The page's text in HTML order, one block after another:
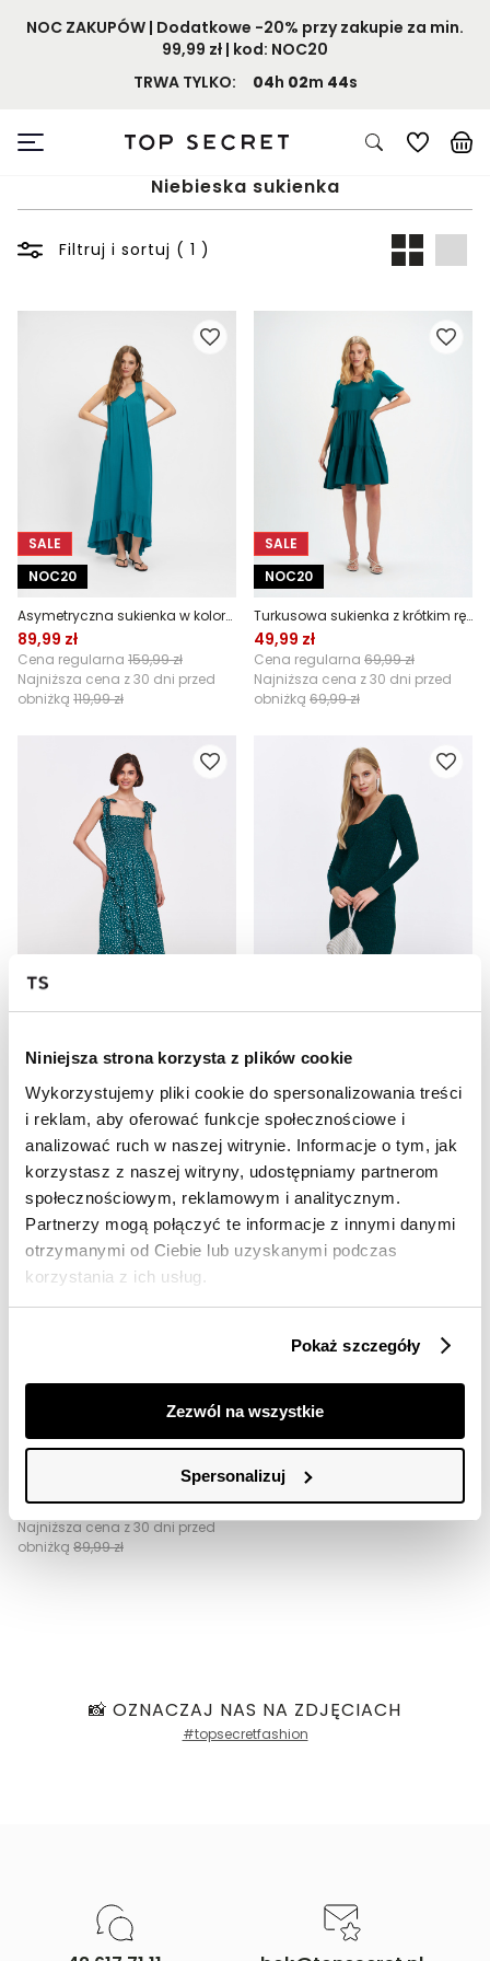
Niniejsza strona korzysta z plików cookie
Wykorzystujemy pliki cookie do spersonalizowania treści
i reklam, aby oferować funkcje społecznościowe i
analizować ruch w naszej witrynie. Informacje o tym, jak
korzystasz z naszej witryny, udostępniamy partnerom
społecznościowym, reklamowym i analitycznym.
Partnerzy mogą połączyć te informacje z innymi danymi
otrzymanymi od Ciebie lub uzyskanymi podczas
korzystania z ich usług.
Pokaż szczegóły
Zezwól na wszystkie
Spersonalizuj
NOC ZAKUPÓW | Dodatkowe -20% przy zakupie za min.
99,99 zł | kod: NOC20
TRWA TYLKO:
04h 02m 44s
Niebieska sukienka
Filtruj i sortuj ( 1 )
SALE
NOC20
Asymetryczna sukienka w kolorze turkusowym
89,99 zł
Cena regularna 159,99 zł
Najniższa cena z 30 dni przed
obniżką 119,99 zł
SALE
NOC20
Turkusowa sukienka z krótkim rękawem
49,99 zł
Cena regularna 69,99 zł
Najniższa cena z 30 dni przed
obniżką 69,99 zł
69,99 zł
Cena regularna
129,99 zł
Najniższa cena z 30 dni przed
obniżką129,99 zł
49,99 zł
Cena regularna
129,99 zł
Najniższa cena z 30 dni przed
obniżką69,99 zł
Cena regularna119,99 zł
Najniższa cena z 30 dni przed
obniżką 89,99 zł
📸 OZNACZAJ NAS NA ZDJĘCIACH
#topsecretfashion